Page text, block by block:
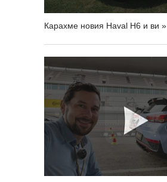
Карахме новия Haval H6 и ви »